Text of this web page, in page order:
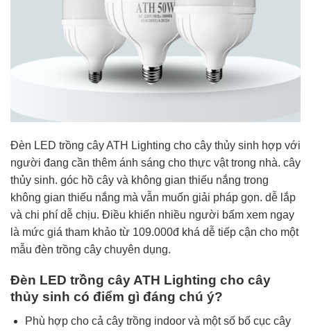
Đèn LED trồng cây ATH Lighting cho cây thủy sinh hợp với
người đang cần thêm ánh sáng cho thực vật trong nhà. cây
thủy sinh. góc hồ cây và không gian thiếu nắng trong
không gian thiếu nắng mà vẫn muốn giải pháp gọn. dễ lắp
và chi phí dễ chịu. Điều khiến nhiều người bấm xem ngay
là mức giá tham khảo từ 109.000đ khá dễ tiếp cận cho một
mẫu đèn trồng cây chuyên dụng.
Đèn LED trồng cây ATH Lighting cho cây
thủy sinh có điểm gì đáng chú ý?
Phù hợp cho cả cây trồng indoor và một số bố cục cây